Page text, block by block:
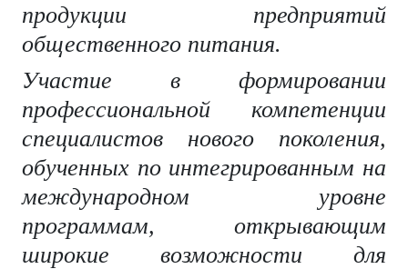
продукции предприятий
общественного питания.
Участие в формировании
профессиональной компетенции
специалистов нового поколения,
обученных по интегрированным на
международном уровне
программам, открывающим
широкие возможности для